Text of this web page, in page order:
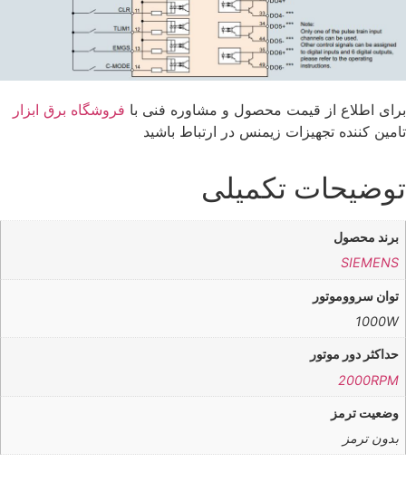
برای اطلاع از قیمت محصول و مشاوره فنی با فروشگاه برق ابزار
تامین کننده تجهیزات زیمنس در ارتباط باشید
توضیحات تکمیلی
برند محصول
SIEMENS
توان سرووموتور
1000W
حداکثر دور موتور
2000RPM
وضعیت ترمز
بدون ترمز